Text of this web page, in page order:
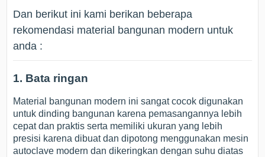
Dan berikut ini kami berikan beberapa
rekomendasi material bangunan modern untuk
anda :
1. Bata ringan
Material bangunan modern ini sangat cocok digunakan
untuk dinding bangunan karena pemasangannya lebih
cepat dan praktis serta memiliki ukuran yang lebih
presisi karena dibuat dan dipotong menggunakan mesin
autoclave modern dan dikeringkan dengan suhu diatas